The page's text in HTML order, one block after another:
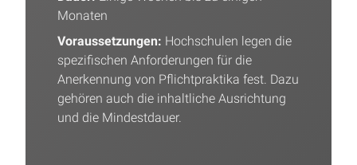
Monaten
Voraussetzungen: Hochschulen legen die
spezifischen Anforderungen für die
Anerkennung von Pflichtpraktika fest. Dazu
gehören auch die inhaltliche Ausrichtung
und die Mindestdauer.